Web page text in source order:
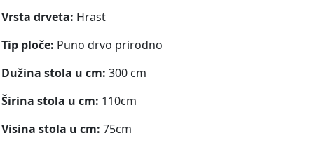
Vrsta drveta: Hrast
Tip ploče: Puno drvo prirodno
Dužina stola u cm: 300 cm
Širina stola u cm: 110cm
Visina stola u cm: 75cm